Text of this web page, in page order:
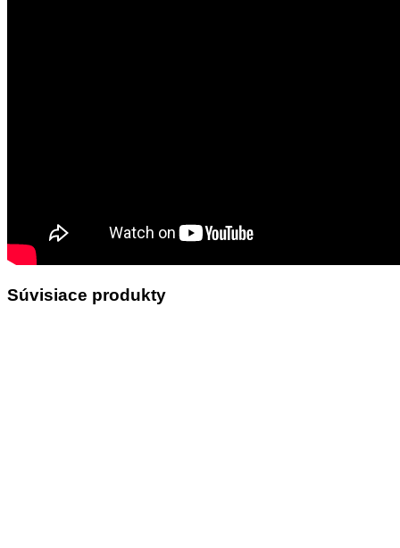
Súvisiace produkty